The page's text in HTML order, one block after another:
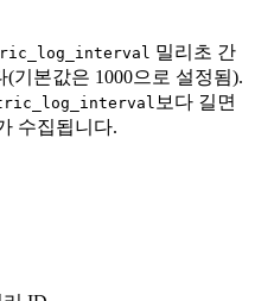
밀리초 간
기본값은 1000으로 설정됨).
보다 길면
수집됩니다.